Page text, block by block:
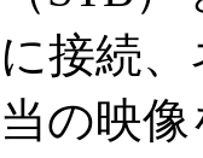
に接続
当の映